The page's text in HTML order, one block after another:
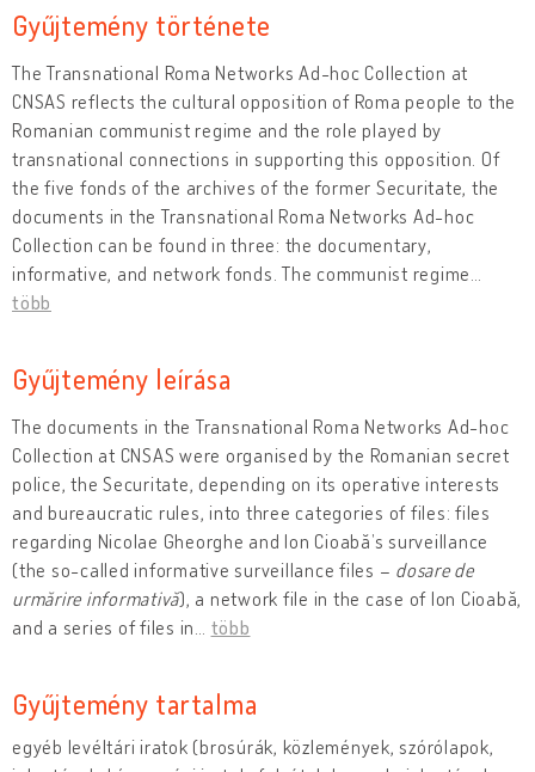
Gyűjtemény története
The Transnational Roma Networks Ad-hoc Collection at
CNSAS reflects the cultural opposition of Roma people to the
Romanian communist regime and the role played by
transnational connections in supporting this opposition. Of
the five fonds of the archives of the former Securitate, the
documents in the Transnational Roma Networks Ad-hoc
Collection can be found in three: the documentary,
informative, and network fonds. The communist regime
több
Gyűjtemény leírása
The documents in the Transnational Roma Networks Ad-hoc
Collection at CNSAS were organised by the Romanian secret
police, the Securitate, depending on its operative interests
and bureaucratic rules, into three categories of files: files
regarding Nicolae Gheorghe and Ion Cioabă’s surveillance
(the so-called informative surveillance files – dosare de
urmărire informativă), a network file in the case of Ion Cioabă,
and a series of files in
több
Gyűjtemény tartalma
egyéb levéltári iratok (brosúrák, közlemények, szórólapok,